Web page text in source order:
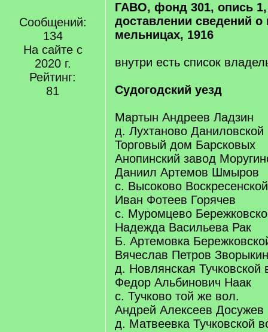
Сообщений:
134
На сайте с
2020 г.
Рейтинг:
81
ГАВО, фонд 301, опись
доставлении сведений
мельницах, 1916
внутри есть список
Судогодский уезд
Мартын Андреев Ладзин
д. Лухтаново Даниловской
Торговый дом Барсковых
Анопинский завод
Даниил Артемов Шмыров
с. Высоково
Иван Фотеев Горячев
с. Муромцево
Надежда Васильева Рак
Б. Артемовка
Вячеслав Петров Зворыкин
д. Новлянская Тучковской
Федор Альбинович Наак
с. Тучково той же вол.
Андрей Алексеев Досужев
д. Матвеевка Тучковской